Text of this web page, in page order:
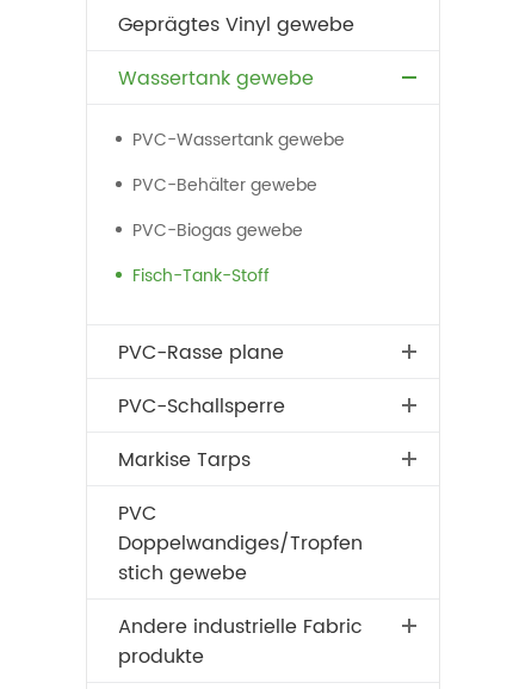
Geprägtes Vinyl gewebe
Wassertank gewebe
PVC-Wassertank gewebe
PVC-Behälter gewebe
PVC-Biogas gewebe
Fisch-Tank-Stoff
PVC-Rasse plane
PVC-Schallsperre
Markise Tarps
PVC
Doppelwandiges/Tropfen
stich gewebe
Andere industrielle Fabric
produkte